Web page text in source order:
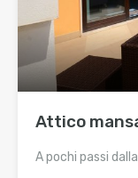
Attico
A pochi passi